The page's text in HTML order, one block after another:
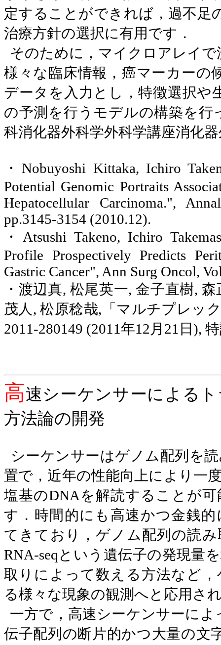
定することができれば，過不足
治療方針の選択に有用です．
そのために，マイクロアレイ
様々な臨床情報，癌マーカーの
データを入力とし，特徴選択や
の予測を行うモデルの構築を行
科消化器外科学外科学講座消化
・Nobuyoshi Kittaka, Ichiro
Potential Genomic Portraits
Hepatocellular Carcinoma.",
pp.3145-3154 (2010.12).
・ Atsushi Takeno, Ichiro
Profile Prospectively Predicts
Gastric Cancer", Ann Surg Oncol,
・渡辺真, 松尾英一,金子直樹, 森
茂人 ,松原稔哉, 「マルチプレッ
2011-280149 (2011年12 月 21 日 ),
高速シーケンサーによる
方法論の開発
シーケンサーはゲノム配列を
置で，近年の性能向上により一
塩基のDNAを解読することが
す．時間的にも高速かつ金銭
てきており，ゲノム配列の読
RNA-seq という遺伝子の発現量
取りによって数える方法など
る様々な現象の観測へと応用さ
一方で，高速シーケンサーに
伝子配列の断片的かつ大量の文